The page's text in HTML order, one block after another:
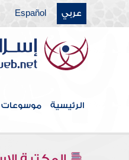
عربي Español
الرئيسية موسوعات
كتاب الطلاق
كتاب الأطعمة
كتاب الأشربة
كتاب الطب
كتاب اللباس